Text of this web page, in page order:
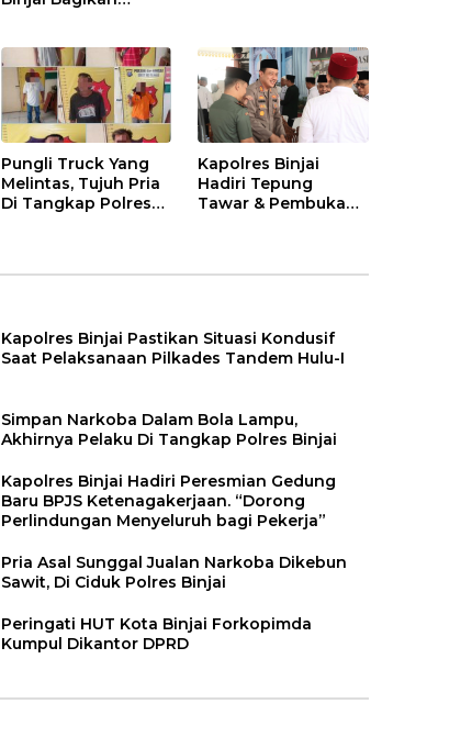
Pungli Truck Yang
Melintas, Tujuh Pria
Di Tangkap Polres
Kapolres Binjai
Hadiri Tepung
Tawar & Pembukaan
Kapolres Binjai Pastikan Situasi Kondusif
Saat Pelaksanaan Pilkades Tandem Hulu-I
Simpan Narkoba Dalam Bola Lampu,
Akhirnya Pelaku Di Tangkap Polres Binjai
Kapolres Binjai Hadiri Peresmian Gedung
Baru BPJS Ketenagakerjaan. “Dorong
Perlindungan Menyeluruh bagi Pekerja”
Pria Asal Sunggal Jualan Narkoba Dikebun
Sawit, Di Ciduk Polres Binjai
Peringati HUT Kota Binjai Forkopimda
Kumpul Dikantor DPRD